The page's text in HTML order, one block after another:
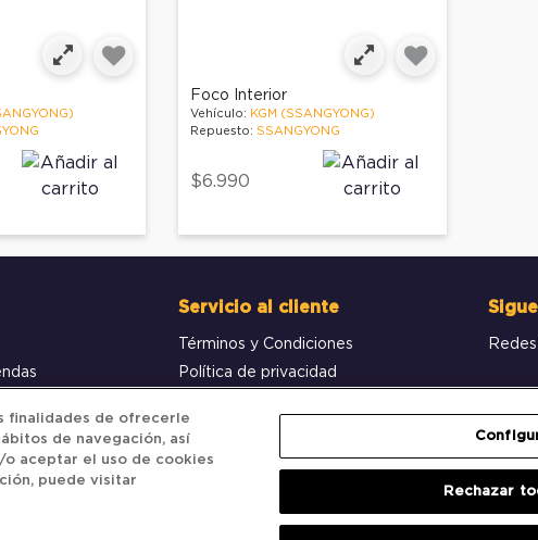
from
Foco Interior
Vehículo: KGM (SSANGYONG)
Repuesto: SSANGYONG
$6.990
Servicio al cliente
Términos y Condiciones
Política de privacidad
finalidades de ofrecerle
de navegación, así
aceptar el uso de cookies
puede visitar
Rechazar